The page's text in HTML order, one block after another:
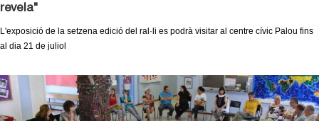
revela"
L'exposició de la setzena edició del ral·li es podrà visitar al centre cívic Palou fins
al dia 21 de juliol